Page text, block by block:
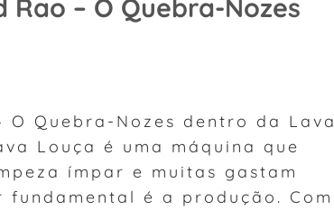
Rao – O Quebra-Nozes
O Quebra-Nozes dentro da Lava
Louça é uma máquina que
ímpar e muitas gastam
é a produção. Com